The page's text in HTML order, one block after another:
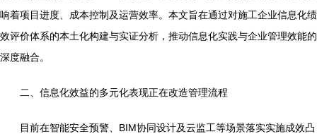
响着项目进度、成本控制及运营效率。本文旨在通过对施工企业信息化绩
效评价体系的本土化构建与实证分析，推动信息化实践与企业管理效能的
深度融合。
二、信息化效益的多元化表现正在改造管理流程
目前在智能安全预警、BIM协同设计及云监工等场景落实实施成效凸